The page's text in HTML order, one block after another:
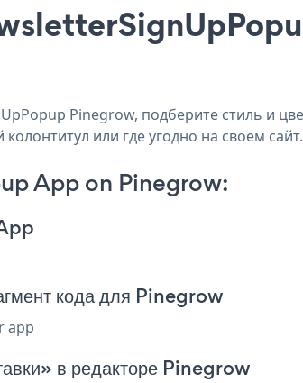
Pinegrow, подберите стиль и
или где угодно на своем сайт.
App on Pinegrow:
кода для Pinegrow
app
в редакторе Pinegrow